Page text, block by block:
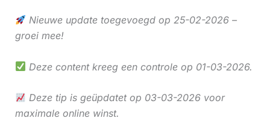
Nieuwe update toegevoegd op 25-02-2026 –
groei mee!
Deze content kreeg een controle op 01-03-2026.
Deze tip is geüpdatet op 03-03-2026 voor
maximale online winst.